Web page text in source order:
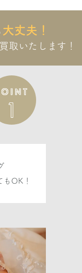
ASK
ASK
大丈夫！
買取いたします！
1
もOK！